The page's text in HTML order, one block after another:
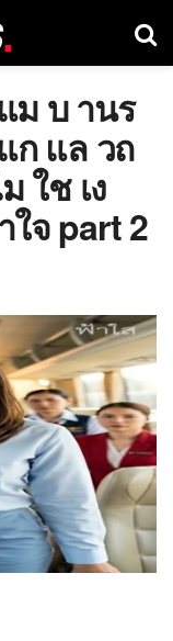
ม บ านร
ก แล วถ
ใช เง
ใจ part 2